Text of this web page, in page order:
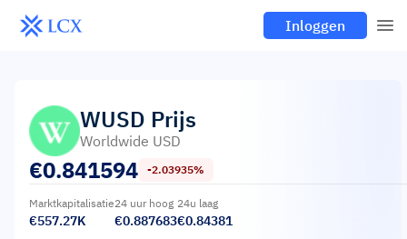
Inloggen
WUSD Prijs
Worldwide USD
€0.841594 -2.03935%
Marktkapitalisatie
€557.27K
24 uur hoog
€0.887683
24u laag
€0.84381